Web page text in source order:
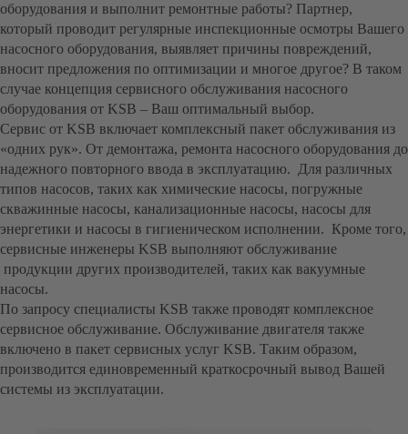
оборудования и выполнит ремонтные работы? Партнер,
который проводит регулярные инспекционные осмотры Вашего
насосного оборудования, выявляет причины повреждений,
вносит предложения по оптимизации и многое другое? В таком
случае концепция сервисного обслуживания насосного
оборудования от KSB – Ваш оптимальный выбор.
Сервис от KSB включает комплексный пакет обслуживания из
«одних рук». От демонтажа, ремонта насосного оборудования до
надежного повторного ввода в эксплуатацию. Для различных
типов насосов, таких как химические насосы, погружные
скважинные насосы, канализационные насосы, насосы для
энергетики и насосы в гигиеническом исполнении. Кроме того,
сервисные инженеры KSB выполняют обслуживание
продукции других производителей, таких как вакуумные
насосы.
По запросу специалисты KSB также проводят комплексное
сервисное обслуживание. Обслуживание двигателя также
включено в пакет сервисных услуг KSB. Таким образом,
производится единовременный краткосрочный вывод Вашей
системы из эксплуатации.